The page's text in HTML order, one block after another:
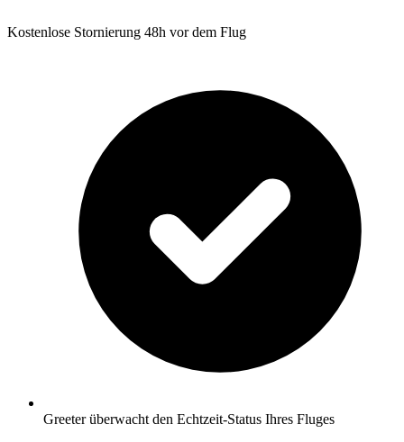
Kostenlose Stornierung 48h vor dem Flug
Greeter überwacht den Echtzeit-Status Ihres Fluges